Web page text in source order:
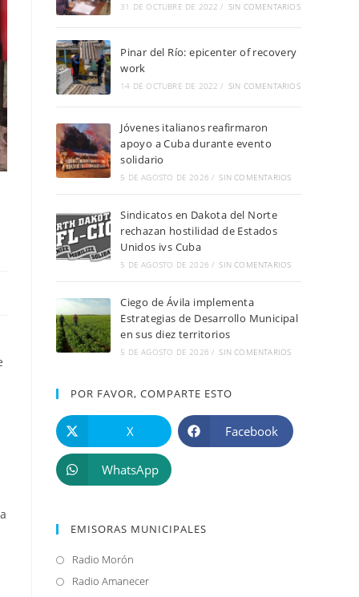
31 DE OCTUBRE DE 2022 / SIN COMENTARIOS
Pinar del Río: epicenter of recovery
work
14 DE OCTUBRE DE 2022 / SIN COMENTARIOS
Jóvenes italianos reafirmaron
apoyo a Cuba durante evento
solidario
5 DE AGOSTO DE 2026 / SIN COMENTARIOS
Sindicatos en Dakota del Norte
rechazan hostilidad de Estados
Unidos ivs Cuba
5 DE AGOSTO DE 2026 / SIN COMENTARIOS
Ciego de Ávila implementa
Estrategias de Desarrollo Municipal
en sus diez territorios
5 DE AGOSTO DE 2026 / SIN COMENTARIOS
POR FAVOR, COMPARTE ESTO
X Facebook
WhatsApp
EMISORAS MUNICIPALES
Radio Morón
abre
Radio AmanecerSe